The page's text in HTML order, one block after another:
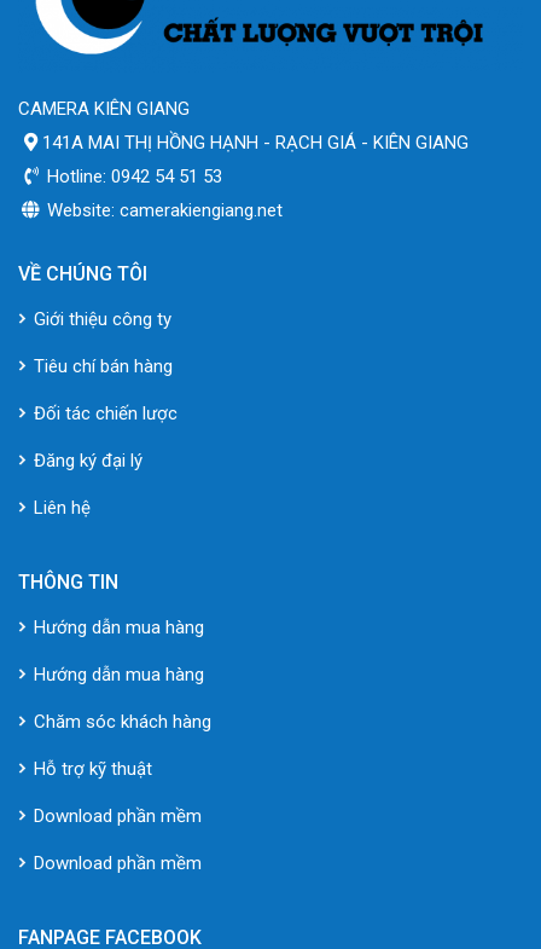
CAMERA KIÊN GIANG
141A MAI THỊ HỒNG HẠNH - RẠCH GIÁ - KIÊN GIANG
Hotline: 0942 54 51 53
Website: camerakiengiang.net
VỀ CHÚNG TÔI
Giới thiệu công ty
Tiêu chí bán hàng
Đối tác chiến lược
Đăng ký đại lý
Liên hệ
THÔNG TIN
Hướng dẫn mua hàng
Hướng dẫn mua hàng
Chăm sóc khách hàng
Hỗ trợ kỹ thuật
Download phần mềm
Download phần mềm
FANPAGE FACEBOOK